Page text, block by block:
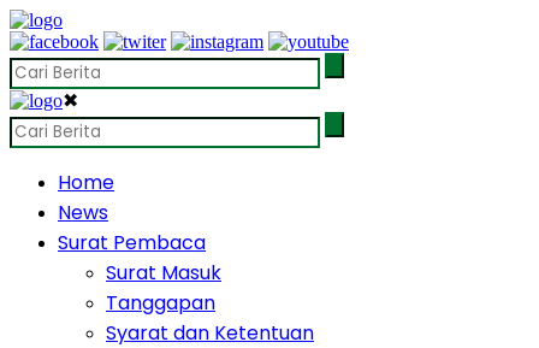
✖
Home
News
Surat Pembaca
Surat Masuk
Tanggapan
Syarat dan Ketentuan